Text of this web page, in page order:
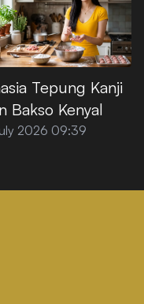
Tepung Kanji
Bakso Kenyal
2026 09:39